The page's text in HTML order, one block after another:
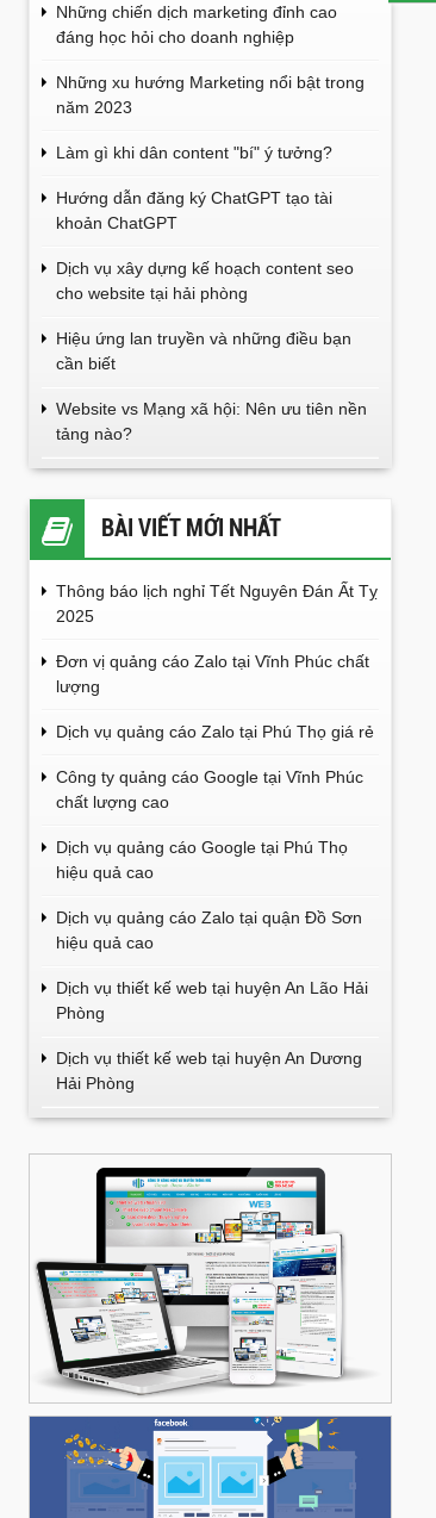
Những chiến dịch marketing đỉnh cao
đáng học hỏi cho doanh nghiệp
Những xu hướng Marketing nổi bật trong
năm 2023
Làm gì khi dân content "bí" ý tưởng?
Hướng dẫn đăng ký ChatGPT tạo tài
khoản ChatGPT
Dịch vụ xây dựng kế hoạch content seo
cho website tại hải phòng
Hiệu ứng lan truyền và những điều bạn
cần biết
Website vs Mạng xã hội: Nên ưu tiên nền
tảng nào?
BÀI VIẾT MỚI NHẤT
Thông báo lịch nghỉ Tết Nguyên Đán Ất Tỵ
2025
Đơn vị quảng cáo Zalo tại Vĩnh Phúc chất
lượng
Dịch vụ quảng cáo Zalo tại Phú Thọ giá rẻ
Công ty quảng cáo Google tại Vĩnh Phúc
chất lượng cao
Dịch vụ quảng cáo Google tại Phú Thọ
hiệu quả cao
Dịch vụ quảng cáo Zalo tại quận Đồ Sơn
hiệu quả cao
Dịch vụ thiết kế web tại huyện An Lão Hải
Phòng
Dịch vụ thiết kế web tại huyện An Dương
Hải Phòng